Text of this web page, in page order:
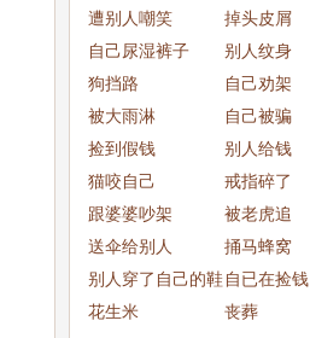
成
遭别人嘲笑
掉头皮屑
自己尿湿裤子
别人纹身
狗挡路
自己劝架
被大雨淋
自己被骗
捡到假钱
别人给钱
猫咬自己
戒指碎了
跟婆婆吵架
被老虎追
送伞给别人
捅马蜂窝
别人穿了自己的鞋
子
自已在捡钱
花生米
丧葬